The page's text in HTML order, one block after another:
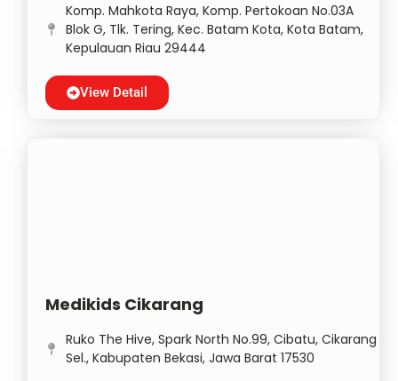
Komp. Mahkota Raya, Komp. Pertokoan No.03A
Blok G, Tlk. Tering, Kec. Batam Kota, Kota Batam,
Kepulauan Riau 29444
View Detail
Medikids Cikarang
Ruko The Hive, Spark North No.99, Cibatu, Cikarang
Sel., Kabupaten Bekasi, Jawa Barat 17530